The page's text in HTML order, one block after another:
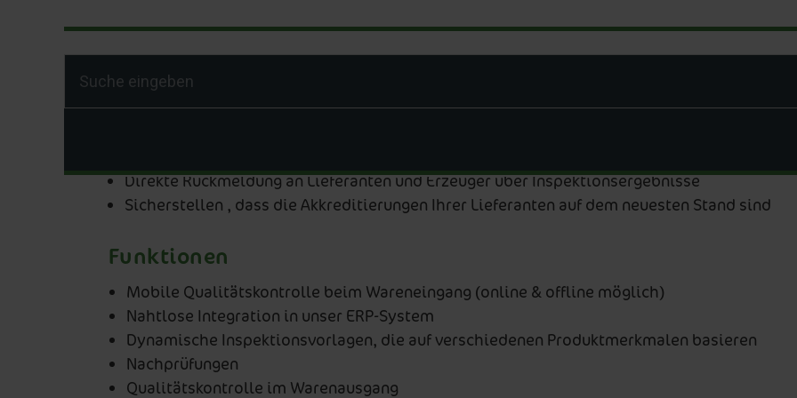
Reduzierung der Annahmeverweigerung von Seiten der Kunden aufgrund falsch
Reduzierung von Annahmeverweigerungen aufgrund von falschen Etiketten
Sicherstellen, dass die richtige Ware an den richtigen Kunden geht
Dem Einkaufsteam Einblick in die Qualität des verfügbaren Lagerbestandes geben
Direkte Rückmeldung an Lieferanten und Erzeuger über Inspektionsergebnisse
Sicherstellen , dass die Akkreditierungen Ihrer Lieferanten auf dem neuesten Stand sind
Funktionen
Mobile Qualitätskontrolle beim Wareneingang (online & offline möglich)
Nahtlose Integration in unser ERP-System
Dynamische Inspektionsvorlagen, die auf verschiedenen Produktmerkmalen basieren
Nachprüfungen
Qualitätskontrolle im Warenausgang